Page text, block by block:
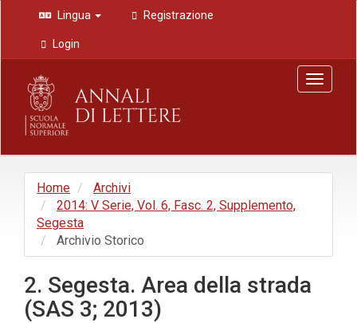
Navigazione
principale
Contenuto
principale
Barra
laterale
Lingua Registrazione
Login
Toggle
Home
Archivi
2014: V Serie, Vol. 6, Fasc. 2, Supplemento,
Segesta
Archivio Storico
2. Segesta. Area della strada
(SAS 3; 2013)